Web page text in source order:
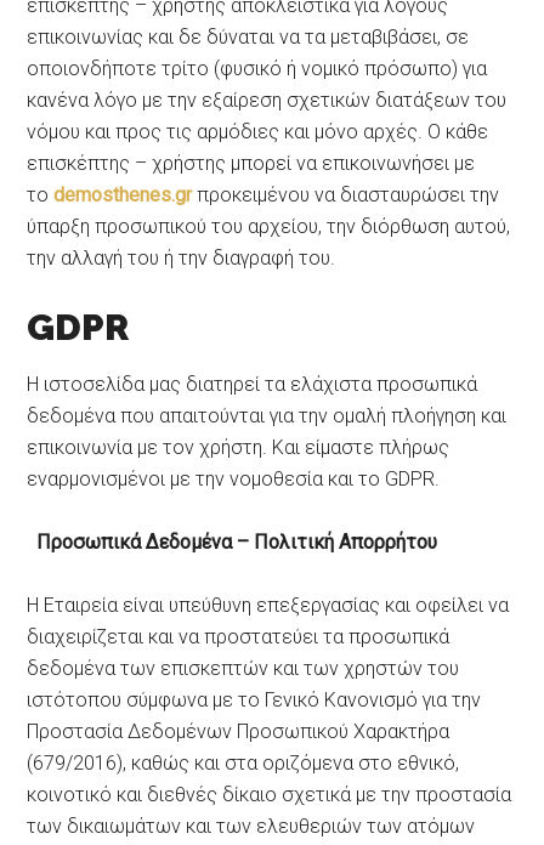
επισκέπτης – χρήστης αποκλειστικά για λόγους
επικοινωνίας και δε δύναται να τα μεταβιβάσει, σε
οποιονδήποτε τρίτο (φυσικό ή νομικό πρόσωπο) για
κανένα λόγο με την εξαίρεση σχετικών διατάξεων του
νόμου και προς τις αρμόδιες και μόνο αρχές. Ο κάθε
επισκέπτης – χρήστης μπορεί να επικοινωνήσει με
τοdemosthenes.grπροκειμένου να διασταυρώσει την
ύπαρξη προσωπικού του αρχείου, την διόρθωση αυτού,
την αλλαγή του ή την διαγραφή του.
GDPR
Η ιστοσελίδα μας διατηρεί τα ελάχιστα προσωπικά
δεδομένα που απαιτούνται για την ομαλή πλοήγηση και
επικοινωνία με τον χρήστη. Και είμαστε πλήρως
εναρμονισμένοι με την νομοθεσία και το GDPR.
Προσωπικά Δεδομένα – Πολιτική Απορρήτου
Η Εταιρεία είναι υπεύθυνη επεξεργασίας και οφείλει να
διαχειρίζεται και να προστατεύει τα προσωπικά
δεδομένα των επισκεπτών και των χρηστών του
ιστότοπου σύμφωνα με το Γενικό Κανονισμό για την
Προστασία Δεδομένων Προσωπικού Χαρακτήρα
(679/2016), καθώς και στα οριζόμενα στο εθνικό,
κοινοτικό και διεθνές δίκαιο σχετικά με την προστασία
των δικαιωμάτων και των ελευθεριών των ατόμων